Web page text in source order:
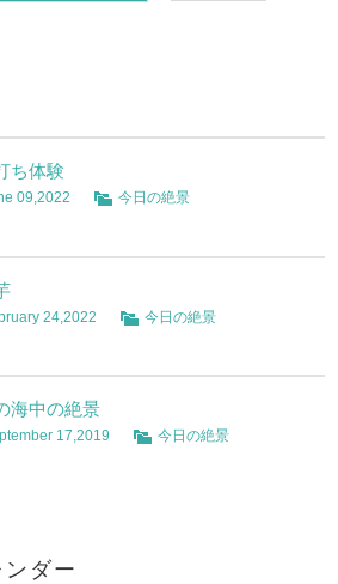
ち体験
09,2022 今日の絶景
24,2022 今日の絶景
海中の絶景
17,2019 今日の絶景
ダー